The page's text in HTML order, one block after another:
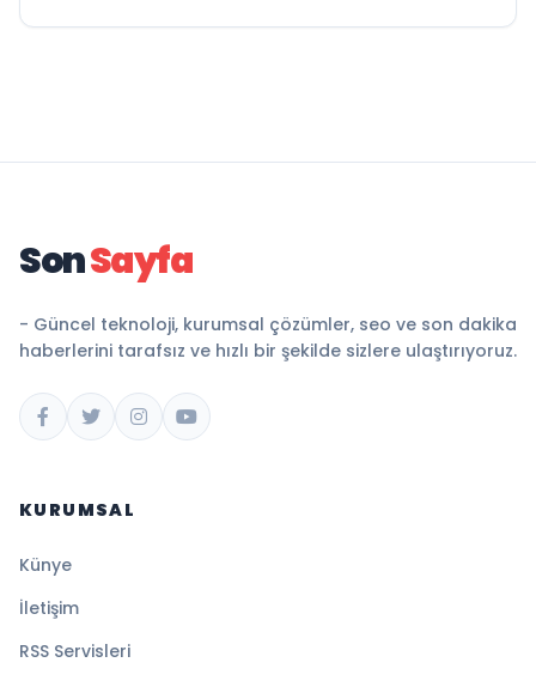
SonSayfa
- Güncel teknoloji, kurumsal çözümler, seo ve son dakika
haberlerini tarafsız ve hızlı bir şekilde sizlere ulaştırıyoruz.
KURUMSAL
Künye
İletişim
RSS Servisleri